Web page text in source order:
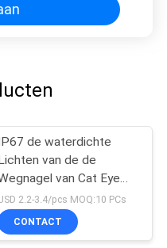
de waterdichte
van de de
van Cat Eye
Stud Outdoor
2.2-3.4/pcs MOQ:10 PCs
CONTACT